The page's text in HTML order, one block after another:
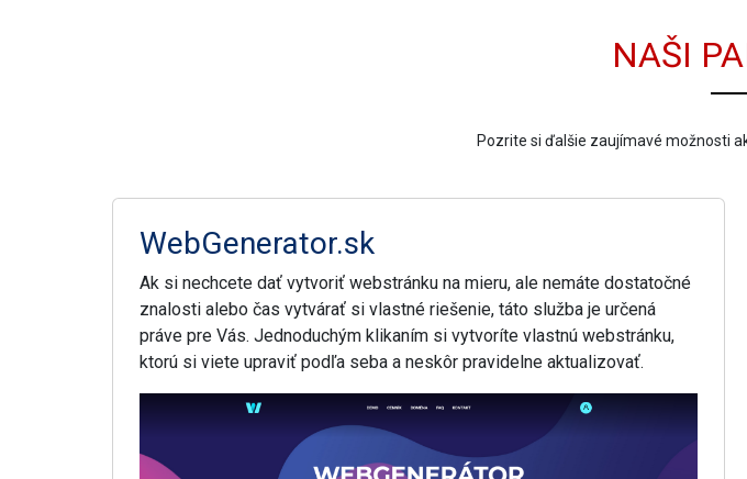
NAŠI
Pozrite si ďalšie zaujímavé možnosti
WebGenerator.sk
Ak si nechcete dať vytvoriť webstránku na mieru, ale nemáte dostatočné
znalosti alebo čas vytvárať si vlastné riešenie, táto služba je určená
práve pre Vás. Jednoduchým klikaním si vytvoríte vlastnú webstránku,
ktorú si viete upraviť podľa seba a neskôr pravidelne aktualizovať.